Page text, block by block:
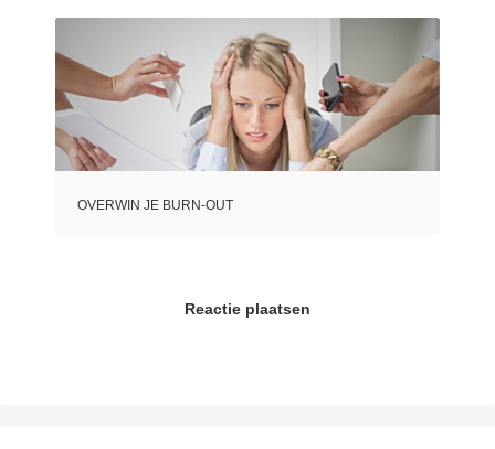
OVERWIN JE BURN-OUT
Reactie plaatsen